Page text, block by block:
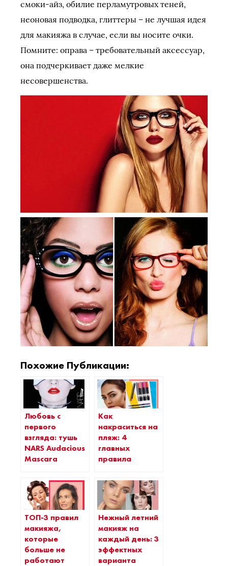
смоки-айз, обилие перламутровых теней,
неоновая подводка, глиттеры – не лучшая идея
для макияжа в случае, если вы носите очки.
Помните: оправа – требовательный аксессуар,
она подчеркивает даже мелкие
несовершенства.
Похожие Публикации:
Любовь с
первого
взгляда: тушь
NARS Audacious
Mascara
Как
накраситься на
пляж: 4
главных
правила
ТОП-3 правил
макияжа,
которые
больше не
работают
Нежный летний
макияж на
каждый день: 3
эффектных
варианта